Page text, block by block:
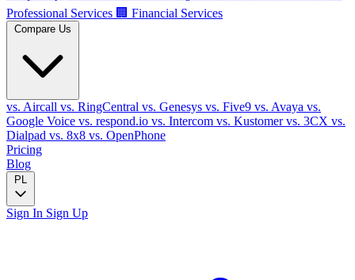
Professional Services 🏢 Financial Services
Compare Us
vs. Aircall vs. RingCentral vs. Genesys vs. Five9 vs. Avaya vs.
Google Voice vs. respond.io vs. Intercom vs. Kustomervs. 3CX vs.
Dialpad vs. 8x8 vs. OpenPhone
Pricing
Blog
PL
Sign In Sign Up